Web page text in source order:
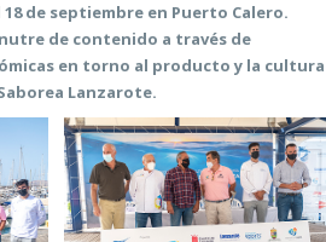
18 de septiembre en Puerto Calero.
de contenido a través de
en torno al producto y la cultura
Lanzarote.